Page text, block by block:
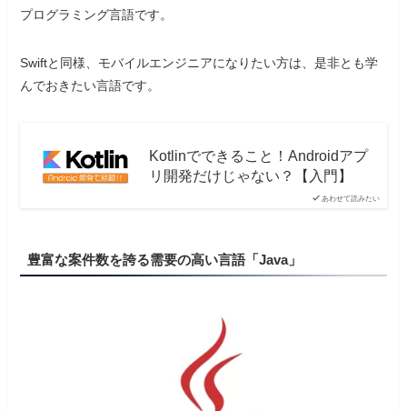
プログラミング言語です。
Swiftと同様、モバイルエンジニアになりたい方は、是非とも学
んでおきたい言語です。
あわせて読みたい
Kotlinでできること！Androidアプ
リ開発だけじゃない？【入門】
豊富な案件数を誇る需要の高い言語「Java」